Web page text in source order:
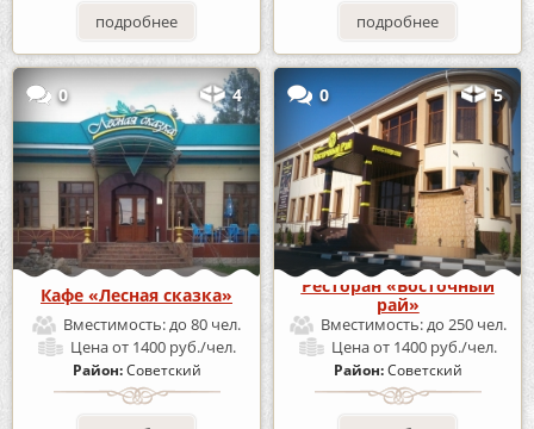
подробнее подробнее
0 4
Кафе «Лесная сказка»
Вместимость:до 80 чел.
Ценаот 1400 руб./чел.
Район:Советский
0 5
Ресторан «Восточный
рай»
Вместимость:до 250 чел.
Ценаот 1400 руб./чел.
Район:Советский